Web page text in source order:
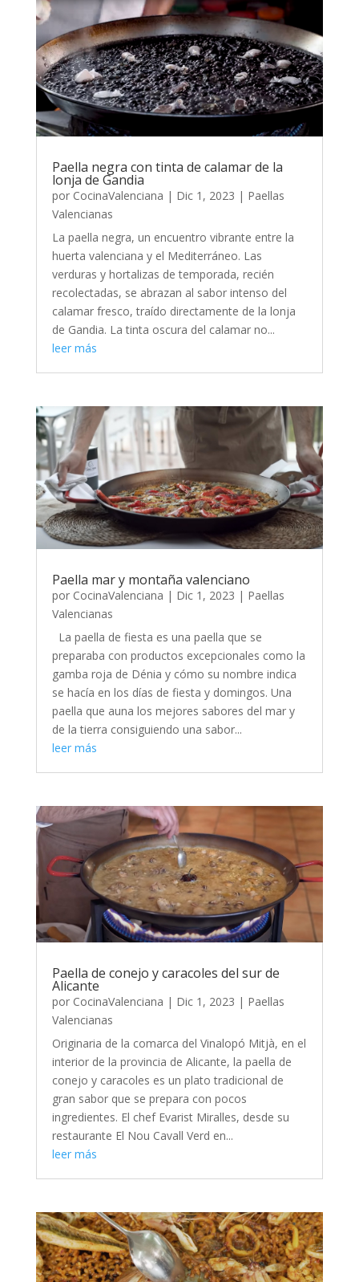
Paella negra con tinta de calamar de la
lonja de Gandia
por CocinaValenciana | Dic 1, 2023 | Paellas
Valencianas
La paella negra, un encuentro vibrante entre la
huerta valenciana y el Mediterráneo. Las
verduras y hortalizas de temporada, recién
recolectadas, se abrazan al sabor intenso del
calamar fresco, traído directamente de la lonja
de Gandia. La tinta oscura del calamar no...
leer más
Paella mar y montaña valenciano
por CocinaValenciana | Dic 1, 2023 | Paellas
Valencianas
La paella de fiesta es una paella que se
preparaba con productos excepcionales como la
gamba roja de Dénia y cómo su nombre indica
se hacía en los días de fiesta y domingos. Una
paella que auna los mejores sabores del mar y
de la tierra consiguiendo una sabor...
leer más
Paella de conejo y caracoles del sur de
Alicante
por CocinaValenciana | Dic 1, 2023 | Paellas
Valencianas
Originaria de la comarca del Vinalopó Mitjà, en el
interior de la provincia de Alicante, la paella de
conejo y caracoles es un plato tradicional de
gran sabor que se prepara con pocos
ingredientes. El chef Evarist Miralles, desde su
restaurante El Nou Cavall Verd en...
leer más